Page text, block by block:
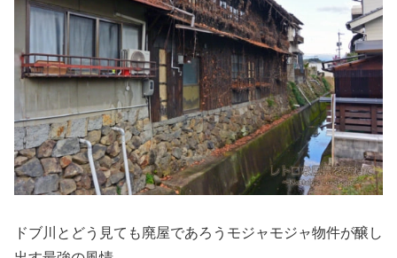
ドブ川とどう見ても廃屋であろうモジャモジャ物件が醸し